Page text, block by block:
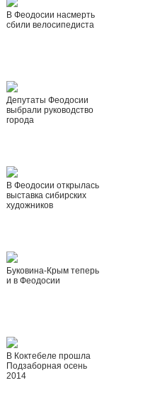
В Феодосии насмерть
сбили велосипедиста
Депутаты Феодосии
выбрали руководство
города
В Феодосии открылась
выставка сибирских
художников
Буковина-Крым теперь
и в Феодосии
В Коктебеле прошла
Подзаборная осень
2014